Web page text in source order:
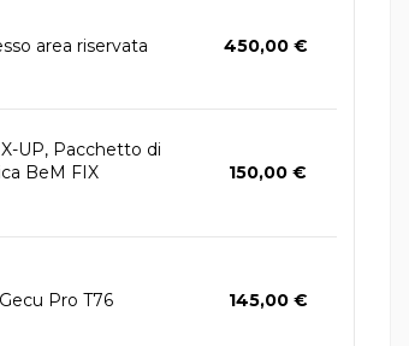
area riservata 450,00 €
UP, Pacchetto di
BeM FIX
150,00 €
Pro T76 145,00 €